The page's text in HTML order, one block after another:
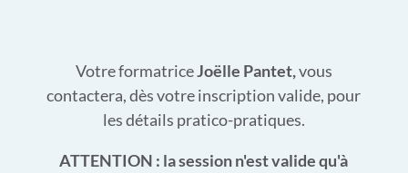
Votre formatriceJoëlle Pantet,vous
contactera, dès votre inscription valide, pour
les détails pratico-pratiques.
ATTENTION : la session n'est valide qu'à